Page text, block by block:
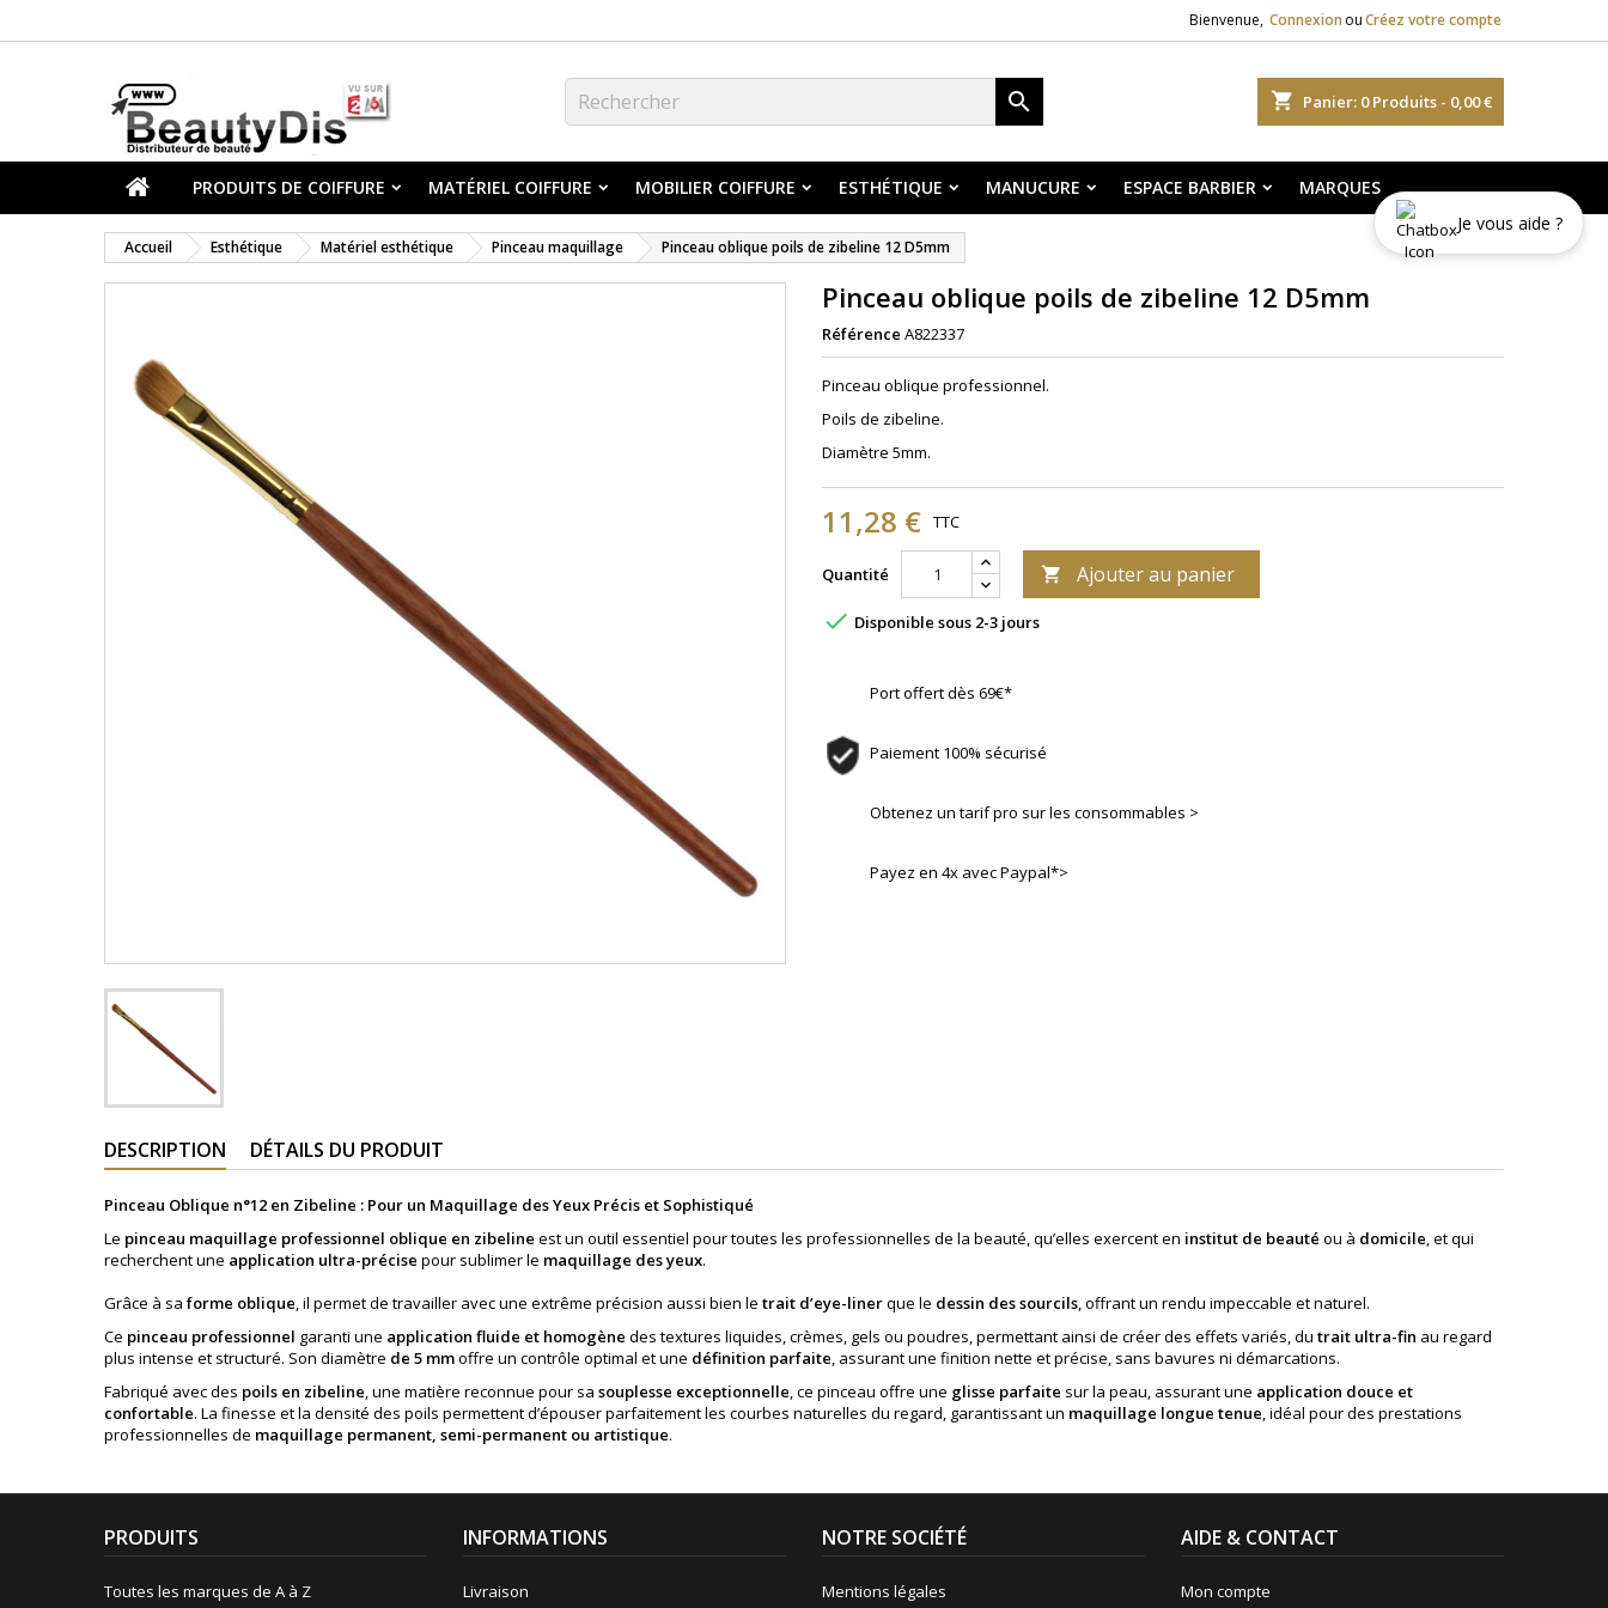
Bienvenue, Connexion ouCréez votre compte
shopping_cart Panier: 0Produits - 0,00 €

PRODUITS DE COIFFURE MATÉRIEL COIFFURE MOBILIER COIFFURE ESTHÉTIQUE MANUCURE ESPACE BARBIER MARQUES
Accueil Esthétique Matériel esthétique Pinceau maquillage Pinceau oblique poils de zibeline 12 D5mm
Pinceau oblique poils de zibeline 12 D5mm
Référence A822337
Pinceau oblique professionnel.
Poils de zibeline.
Diamètre 5mm.
11,28 € TTC
Quantité  Ajouter au panier
 Disponible sous 2-3 jours
Port offert dès 69€*
Paiement 100% sécurisé
Obtenez un tarif pro sur les consommables >
Payez en 4x avec Paypal*>
DESCRIPTION DÉTAILS DU PRODUIT
Pinceau Oblique n°12 en Zibeline : Pour un Maquillage des Yeux Précis et Sophistiqué
Le pinceau maquillage professionnel oblique en zibeline est un outil essentiel pour toutes les professionnelles de la beauté, qu’elles exercent en institut de beauté ou à domicile, et qui
recherchent une application ultra-précise pour sublimer le maquillage des yeux.
Grâce à sa forme oblique, il permet de travailler avec une extrême précision aussi bien le trait d’eye-linerque le dessin des sourcils, offrant un rendu impeccable et naturel.
Ce pinceau professionnel garanti une application fluide et homogène des textures liquides, crèmes, gels ou poudres, permettant ainsi de créer des effets variés, du trait ultra-fin au regard
plus intense et structuré. Son diamètre de 5 mmoffre un contrôle optimal et une définition parfaite, assurant une finition nette et précise, sans bavures ni démarcations.
Fabriqué avec des poils en zibeline, une matière reconnue pour sa souplesse exceptionnelle, ce pinceau offre une glisse parfaite sur la peau, assurant une application douce et
confortable. La finesse et la densité des poils permettent d’épouser parfaitement les courbes naturelles du regard, garantissant un maquillage longue tenue, idéal pour des prestations
professionnelles de maquillage permanent, semi-permanent ou artistique.
PRODUITS
Toutes les marques de A à Z
INFORMATIONS
Livraison
NOTRE SOCIÉTÉ
Mentions légales
AIDE & CONTACT
Mon compte
Je vous aide ?